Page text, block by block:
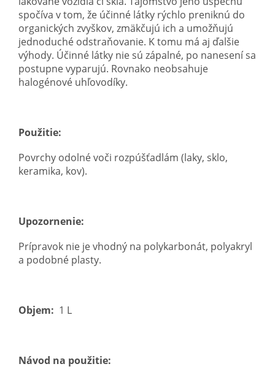
spočíva v tom, že účinné látky rýchlo preniknú do
organických zvyškov, zmäkčujú ich a umožňujú
jednoduché odstraňovanie. K tomu má aj ďalšie
výhody. Účinné látky nie sú zápalné, po nanesení sa
postupne vyparujú. Rovnako neobsahuje
halogénové uhľovodíky.
Použitie:
Povrchy odolné voči rozpúšťadlám (laky, sklo,
keramika, kov).
Upozornenie:
Prípravok nie je vhodný na polykarbonát, polyakryl
a podobné plasty.
Objem: 1 L
Návod na použitie: